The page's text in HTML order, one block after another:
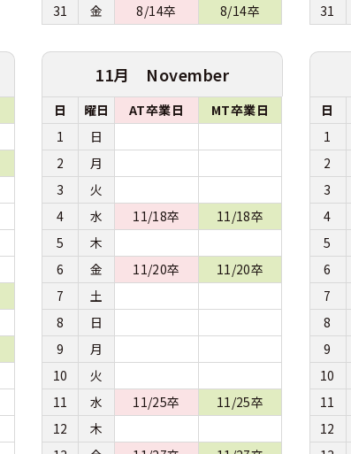
31
金 8/14卒 8/14卒
31
11月 November
日 曜日 AT卒業日
MT卒業日
1
日
2
月
3
火
4
水 11/18卒
11/18卒
5
木
6
金 11/20卒
11/20卒
7
土
8
日
9
月
10
火
11
水 11/25卒
11/25卒
12
木
日
1
2
3
4
5
6
7
8
9
10
11
12